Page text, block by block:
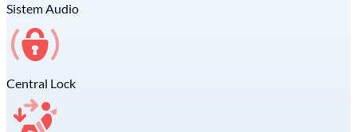
Sistem Audio
Central Lock